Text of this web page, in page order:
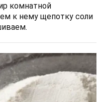
комнатной
к нему щепотку соли